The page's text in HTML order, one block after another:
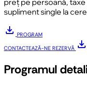
supliment single la
download PROGRAM
CONTACTEAZĂ-NE REZERVĂ download
Programul